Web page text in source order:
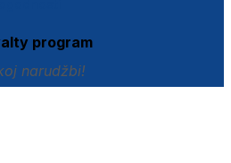
program
narudžbi!